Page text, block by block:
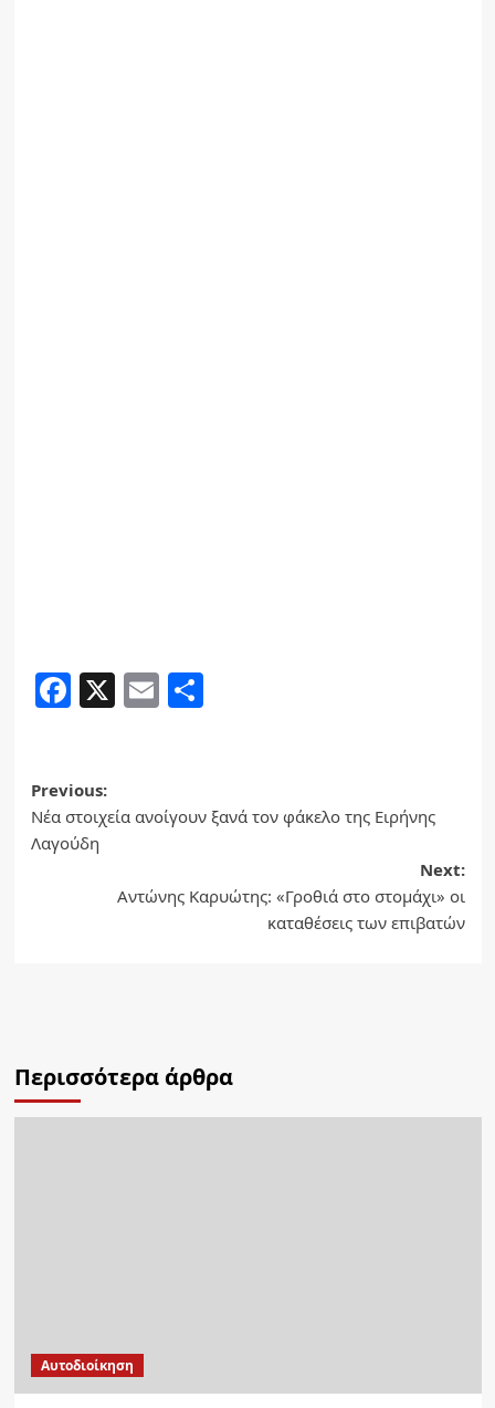
Facebook
X Email
Post
navigation
Previous:
Νέα στοιχεία ανοίγουν ξανά τον φάκελο της Ειρήνης
Λαγούδη
Next:
Αντώνης Καρυώτης: «Γροθιά στο στομάχι» οι
καταθέσεις των επιβατών
Περισσότερα άρθρα
Αυτοδιοίκηση